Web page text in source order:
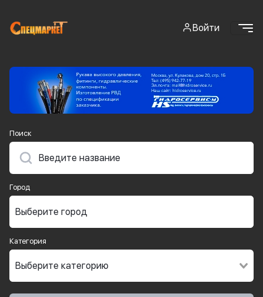
Войти
Поиск
Город
Категория